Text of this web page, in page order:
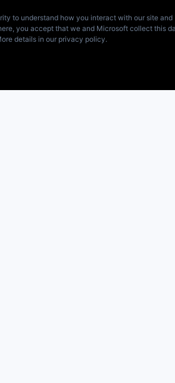
to understand how you interact with our site and
you accept that we and Microsoft collect this
details in our privacy policy.